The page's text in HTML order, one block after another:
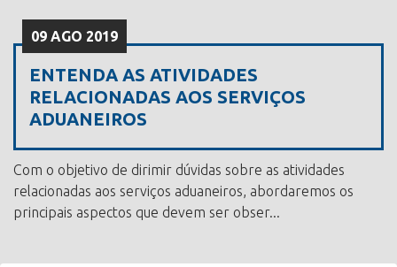
09 AGO 2019
ENTENDA AS ATIVIDADES
RELACIONADAS AOS SERVIÇOS
ADUANEIROS
Com o objetivo de dirimir dúvidas sobre as atividades
relacionadas aos serviços aduaneiros, abordaremos os
principais aspectos que devem ser obser...